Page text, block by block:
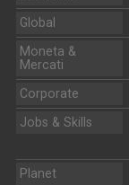
Global
Moneta &
Mercati
Corporate
Jobs & Skills
Planet